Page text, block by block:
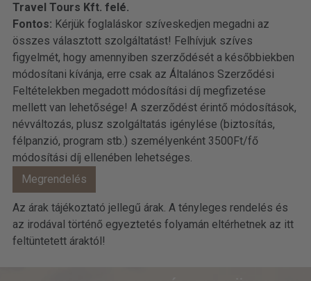
Travel Tours Kft. felé.
Fontos: Kérjük foglaláskor szíveskedjen megadni az
összes választott szolgáltatást! Felhívjuk szíves
figyelmét, hogy amennyiben szerződését a későbbiekben
módosítani kívánja, erre csak az Általános Szerződési
Feltételekben megadott módosítási díj megfizetése
mellett van lehetősége! A szerződést érintő módosítások,
névváltozás, plusz szolgáltatás igénylése (biztosítás,
félpanzió, program stb.) személyenként 3500Ft/fő
módosítási díj ellenében lehetséges.
Az árak tájékoztató jellegű árak. A tényleges rendelés és
az irodával történő egyeztetés folyamán eltérhetnek az itt
feltüntetett áraktól!